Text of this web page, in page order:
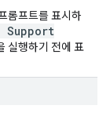
롬프트를 표시하
Support
실행하기 전에 표